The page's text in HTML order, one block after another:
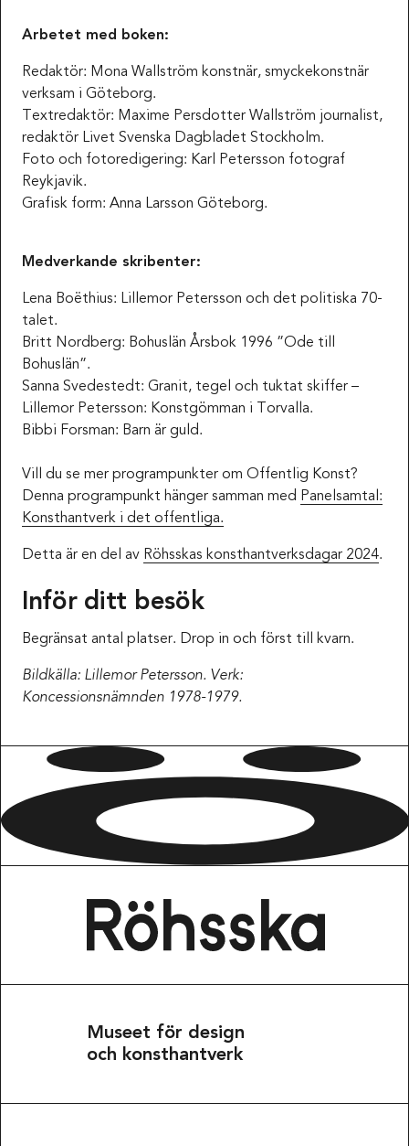
Arbetet med boken:
Redaktör: Mona Wallström konstnär, smyckekonstnär
verksam i Göteborg.
Textredaktör: Maxime Persdotter Wallström journalist,
redaktör Livet Svenska Dagbladet Stockholm.
Foto och fotoredigering: Karl Petersson fotograf
Reykjavik.
Grafisk form: Anna Larsson Göteborg.
Medverkande skribenter:
Lena Boëthius: Lillemor Petersson och det politiska 70-
talet.
Britt Nordberg: Bohuslän Årsbok 1996 ”Ode till
Bohuslän”.
Sanna Svedestedt: Granit, tegel och tuktat skiffer –
Lillemor Petersson: Konstgömman i Torvalla.
Bibbi Forsman: Barn är guld.
Vill du se mer programpunkter om Offentlig Konst?
Denna programpunkt hänger samman med Panelsamtal:
Konsthantverk i det offentliga.
Detta är en del av Röhsskas konsthantverksdagar 2024.
Inför ditt besök
Begränsat antal platser. Drop in och först till kvarn.
Bildkälla: Lillemor Petersson. Verk:
Koncessionsnämnden 1978-1979.
Museet för design
och konsthantverk